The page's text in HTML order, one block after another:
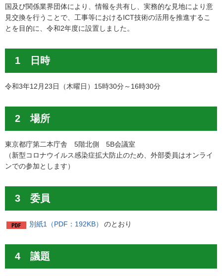
国及び関係業界団体により、情報を共有し、実務的な見地により意
見交換を行うことで、工事等におけるICT技術の活用を推進するこ
とを目的に、令和2年度に設置しました。
1 日時
令和3年12月23日（木曜日）15時30分～16時30分
2 場所
東京都庁第二本庁舎 5階北側 5B会議室
（新型コロナウイルス感染症拡大防止のため、外部委員はオンライ
ンでの参加とします）
3 委員
別紙1（PDF：192KB） のとおり
4 議題